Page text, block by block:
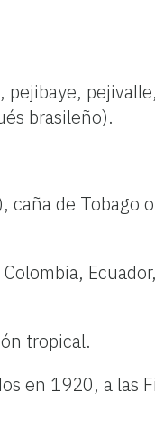
brasileño).
caña de Tobago
tropical.
en 1920, a las